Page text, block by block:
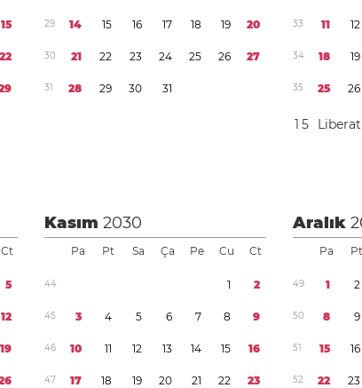
15
22
9
29 14 15 16 17 18 19 20
30 21 22 23 24 25 26 27
31 28 29 30 31
33 11 12
34 18 19
35 25 26
1 5
Ct
5
12
19
6
Kasım2030
Pa Pt Sa Ça Pe Cu Ct
44 1 2
45 3 4 5 6 7 8 9
46 10 11 12 13 14 15 16
47 17 18 19 20 21 22 23
Aralık
Pa Pt
49 1 2
50 8 9
51 15 16
52 22 23